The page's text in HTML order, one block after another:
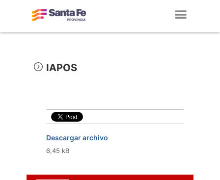
IAPOS
Descargar archivo
6,45 kB